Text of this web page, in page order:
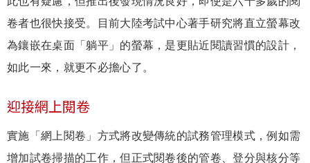
卷者也很快接受。目前大陸考試中心著手研究將直立螢幕改
為鑲嵌在桌面「躺平」的螢幕，是更貼近閱讀習慣的設計，
如此一來，就更不必擔心了。
迎接網上閱卷
實施「網上閱卷」方式將改變傳統的試務管理模式，例如需
增加試卷掃描的工作，但正式閱卷後的管卷、登分與核分等